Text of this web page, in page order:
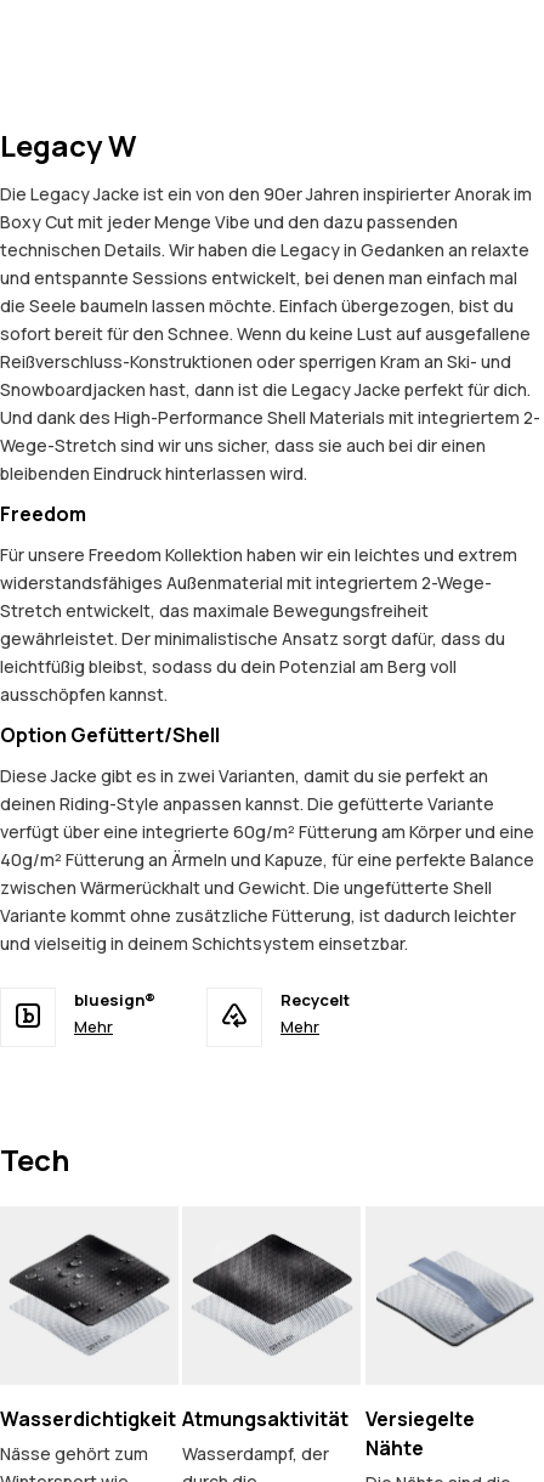
Legacy W
Die Legacy Jacke ist ein von den 90er Jahren inspirierter Anorak im
Boxy Cut mit jeder Menge Vibe und den dazu passenden
technischen Details. Wir haben die Legacy in Gedanken an relaxte
und entspannte Sessions entwickelt, bei denen man einfach mal
die Seele baumeln lassen möchte. Einfach übergezogen, bist du
sofort bereit für den Schnee. Wenn du keine Lust auf ausgefallene
Reißverschluss-Konstruktionen oder sperrigen Kram an Ski- und
Snowboardjacken hast, dann ist die Legacy Jacke perfekt für dich.
Und dank des High-Performance Shell Materials mit integriertem 2-
Wege-Stretch sind wir uns sicher, dass sie auch bei dir einen
bleibenden Eindruck hinterlassen wird.
Freedom
Für unsere Freedom Kollektion haben wir ein leichtes und extrem
widerstandsfähiges Außenmaterial mit integriertem 2-Wege-
Stretch entwickelt, das maximale Bewegungsfreiheit
gewährleistet. Der minimalistische Ansatz sorgt dafür, dass du
leichtfüßig bleibst, sodass du dein Potenzial am Berg voll
ausschöpfen kannst.
Option Gefüttert/Shell
Diese Jacke gibt es in zwei Varianten, damit du sie perfekt an
deinen Riding-Style anpassen kannst. Die gefütterte Variante
verfügt über eine integrierte 60g/m² Fütterung am Körper und eine
40g/m² Fütterung an Ärmeln und Kapuze, für eine perfekte Balance
zwischen Wärmerückhalt und Gewicht. Die ungefütterte Shell
Variante kommt ohne zusätzliche Fütterung, ist dadurch leichter
und vielseitig in deinem Schichtsystem einsetzbar.
bluesign®
Mehr
Recycelt
Mehr
Tech
Wasserdichtigkeit
Nässe gehört zum
Atmungsaktivität
Wasserdampf, der
Versiegelte
Nähte